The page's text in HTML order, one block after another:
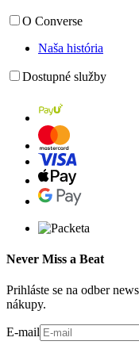
O Converse
Naša história
Dostupné služby
Never Miss a Beat
Prihláste se na odber
nákupy.
E-mail